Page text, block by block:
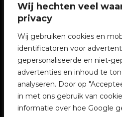
Wij hechten veel
privacy
Wij gebruiken cookies en
identificatoren voor
gepersonaliseerde en niet-
advertenties en inhoud te
analyseren. Door op
in met ons gebruik van
informatie over hoe Google
V2C Gemeenschap
e-Chargers
V2C Cloud
V2C Payments
Blog